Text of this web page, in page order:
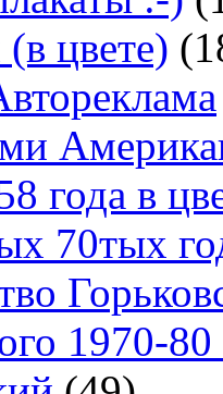
цвете)
года в
70тых
1970-80